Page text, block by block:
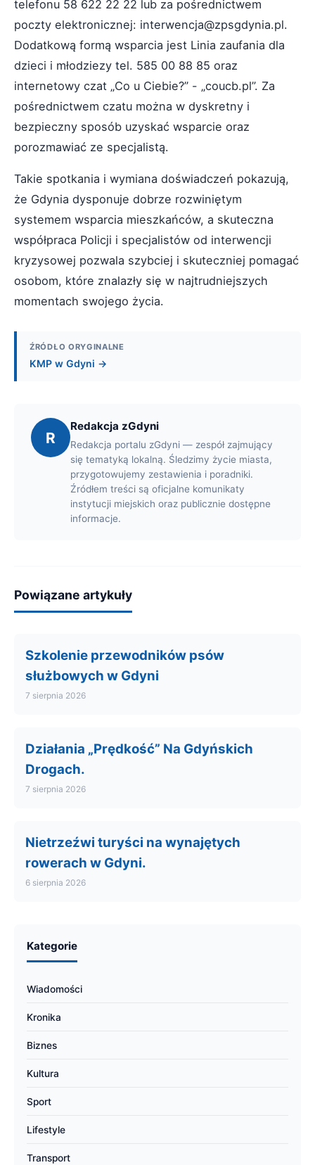
telefonu 58 622 22 22 lub za pośrednictwem
poczty elektronicznej: interwencja@zpsgdynia.pl.
Dodatkową formą wsparcia jest Linia zaufania dla
dzieci i młodziezy tel. 585 00 88 85 oraz
internetowy czat „Co u Ciebie?” - „coucb.pl”. Za
pośrednictwem czatu można w dyskretny i
bezpieczny sposób uzyskać wsparcie oraz
porozmawiać ze specjalistą.
Takie spotkania i wymiana doświadczeń pokazują,
że Gdynia dysponuje dobrze rozwiniętym
systemem wsparcia mieszkańców, a skuteczna
współpraca Policji i specjalistów od interwencji
kryzysowej pozwala szybciej i skuteczniej pomagać
osobom, które znalazły się w najtrudniejszych
momentach swojego życia.
ŹRÓDŁO ORYGINALNE
KMP w Gdyni →
R
Redakcja zGdyni
Redakcja portalu zGdyni — zespół zajmujący
się tematyką lokalną. Śledzimy życie miasta,
przygotowujemy zestawienia i poradniki.
Źródłem treści są oficjalne komunikaty
instytucji miejskich oraz publicznie dostępne
informacje.
Powiązane artykuły
Szkolenie przewodników psów
służbowych w Gdyni
7 sierpnia 2026
Działania „Prędkość” Na Gdyńskich
Drogach.
7 sierpnia 2026
Nietrzeźwi turyści na wynajętych
rowerach w Gdyni.
6 sierpnia 2026
Kategorie
Wiadomości
Kronika
Biznes
Kultura
Sport
Lifestyle
Transport